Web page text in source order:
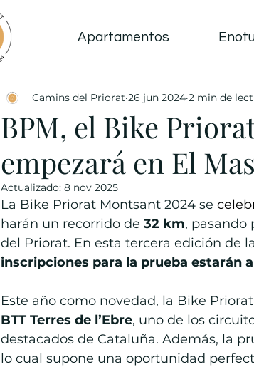
Apartamentos
BPM, el Bike
empezará en El
Camins del Priorat 26 jun 2024 2 min de
Actualizado: 8 nov 2025
La Bike Priorat Montsant 2024 se
harán un recorrido de 32 km, pasando
del Priorat. En esta tercera edición de
inscripciones para la prueba estarán
Este año como novedad, la Bike
BTT Terres de l’Ebre, uno de los
destacados de Cataluña. Además, la
lo cual supone una oportunidad